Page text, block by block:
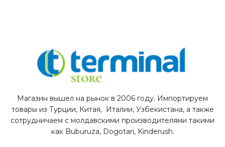
Магазин вышел на рынок в 2006 году. Импортируем
товары из Турции, Китая, Италии, Узбекистана, а также
сотрудничаем с молдавскими производителями такими
как Buburuza, Dogotari, Kinderush.